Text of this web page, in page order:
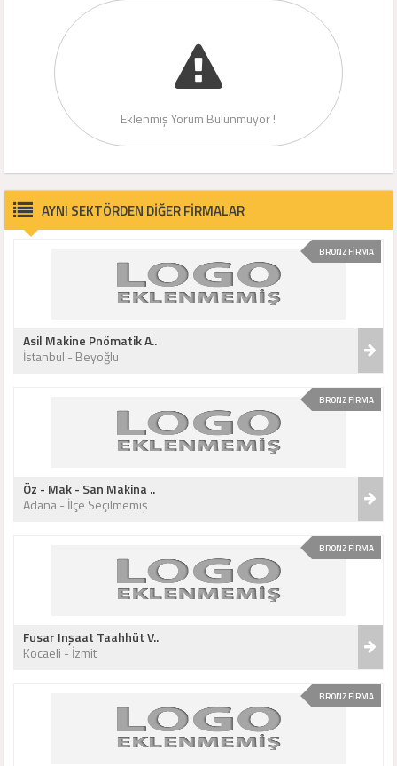
Eklenmiş Yorum Bulunmuyor !
AYNI SEKTÖRDEN DİĞER FİRMALAR
BRONZ FİRMA
Asil Makine Pnömatik A..
İstanbul - Beyoğlu
BRONZ FİRMA
Öz - Mak - San Makina ..
Adana - İlçe Seçilmemiş
BRONZ FİRMA
Fusar Inşaat Taahhüt V..
Kocaeli - İzmit
BRONZ FİRMA